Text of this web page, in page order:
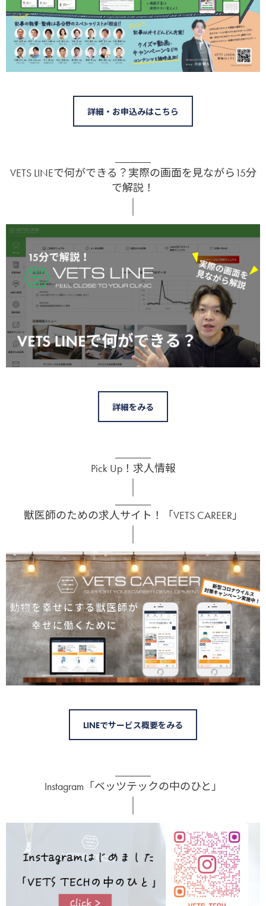
詳細・お申込みはこちら
VETS LINEで何ができる？実際の画面を見ながら15分
で解説！
詳細をみる
Pick Up！求人情報
獣医師のための求人サイト！「VETS CAREER」
LINEでサービス概要をみる
Instagram「ベッツテックの中のひと」